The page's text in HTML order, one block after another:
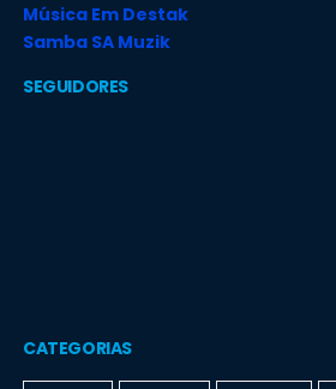
Música Em Destak
Samba SA Muzik
SEGUIDORES
CATEGORIAS